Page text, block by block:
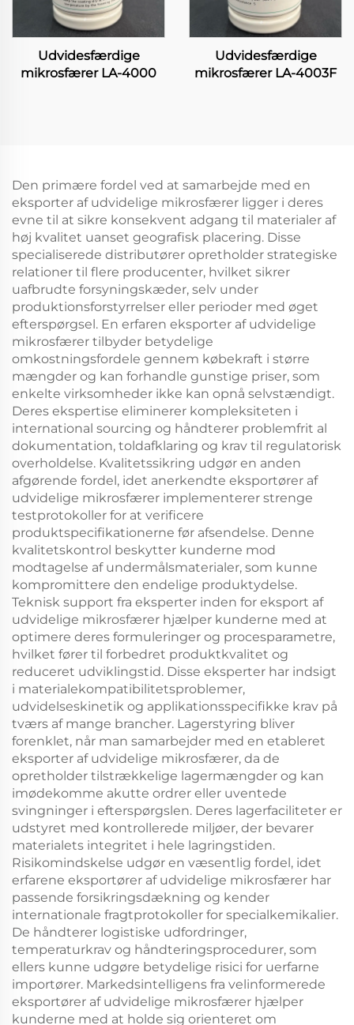
Udvidesfærdige
mikrosfærer LA-4000
Udvidesfærdige
mikrosfærer LA-4003F
Den primære fordel ved at samarbejde med en
eksporter af udvidelige mikrosfærer ligger i deres
evne til at sikre konsekvent adgang til materialer af
høj kvalitet uanset geografisk placering. Disse
specialiserede distributører opretholder strategiske
relationer til flere producenter, hvilket sikrer
uafbrudte forsyningskæder, selv under
produktionsforstyrrelser eller perioder med øget
efterspørgsel. En erfaren eksporter af udvidelige
mikrosfærer tilbyder betydelige
omkostningsfordele gennem købekraft i større
mængder og kan forhandle gunstige priser, som
enkelte virksomheder ikke kan opnå selvstændigt.
Deres ekspertise eliminerer kompleksiteten i
international sourcing og håndterer problemfrit al
dokumentation, toldafklaring og krav til regulatorisk
overholdelse. Kvalitetssikring udgør en anden
afgørende fordel, idet anerkendte eksportører af
udvidelige mikrosfærer implementerer strenge
testprotokoller for at verificere
produktspecifikationerne før afsendelse. Denne
kvalitetskontrol beskytter kunderne mod
modtagelse af undermålsmaterialer, som kunne
kompromittere den endelige produktydelse.
Teknisk support fra eksperter inden for eksport af
udvidelige mikrosfærer hjælper kunderne med at
optimere deres formuleringer og procesparametre,
hvilket fører til forbedret produktkvalitet og
reduceret udviklingstid. Disse eksperter har indsigt
i materialekompatibilitetsproblemer,
udvidelseskinetik og applikationsspecifikke krav på
tværs af mange brancher. Lagerstyring bliver
forenklet, når man samarbejder med en etableret
eksporter af udvidelige mikrosfærer, da de
opretholder tilstrækkelige lagermængder og kan
imødekomme akutte ordrer eller uventede
svingninger i efterspørgslen. Deres lagerfaciliteter er
udstyret med kontrollerede miljøer, der bevarer
materialets integritet i hele lagringstiden.
Risikomindskelse udgør en væsentlig fordel, idet
erfarene eksportører af udvidelige mikrosfærer har
passende forsikringsdækning og kender
internationale fragtprotokoller for specialkemikalier.
De håndterer logistiske udfordringer,
temperaturkrav og håndteringsprocedurer, som
ellers kunne udgøre betydelige risici for uerfarne
importører. Markedsintelligens fra velinformerede
eksportører af udvidelige mikrosfærer hjælper
kunderne med at holde sig orienteret om